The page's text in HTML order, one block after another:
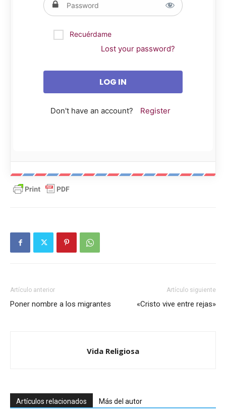
Recuérdame
Lost your password?
Don't have an account? Register
Artículo anterior
Poner nombre a los migrantes
Artículo siguiente
«Cristo vive entre rejas»
Vida Religiosa
Artículos relacionados Más del autor